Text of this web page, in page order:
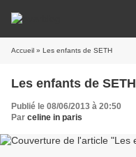
Accueil » Les enfants de SETH
Les enfants de SETH
Publié le 08/06/2013 à 20:50
Par celine in paris